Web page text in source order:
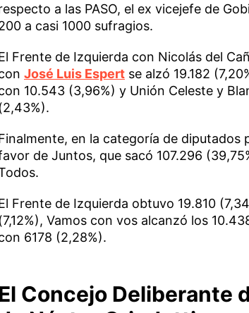
a las PASO, el ex vicejefe de
a casi 1000 sufragios.
Frente de Izquierda con Nicolás del
José Luis Espertse alzó 19.182
10.543 (3,96%) y Unión Celeste y
(2,43%).
en la categoría de
de Juntos, que sacó 107.296
Frente de Izquierda obtuvo 19.810
(7,12%), Vamos con vos alcanzó los
6178 (2,28%).
Concejo Deliberante